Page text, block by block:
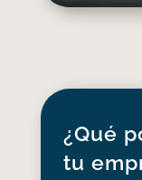
¿Qué
tu